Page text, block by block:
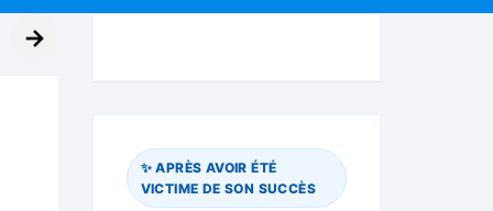
→
✨ APRÈS AVOIR ÉTÉ
VICTIME DE SON SUCCÈS